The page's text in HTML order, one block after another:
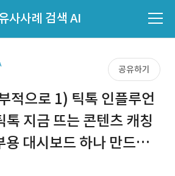
사사례 검색 AI
공유하기
적으로 1) 틱톡 인플루언
톡 지금 뜨는 콘텐츠 캐칭
용 대시보드 하나 만드는
요!